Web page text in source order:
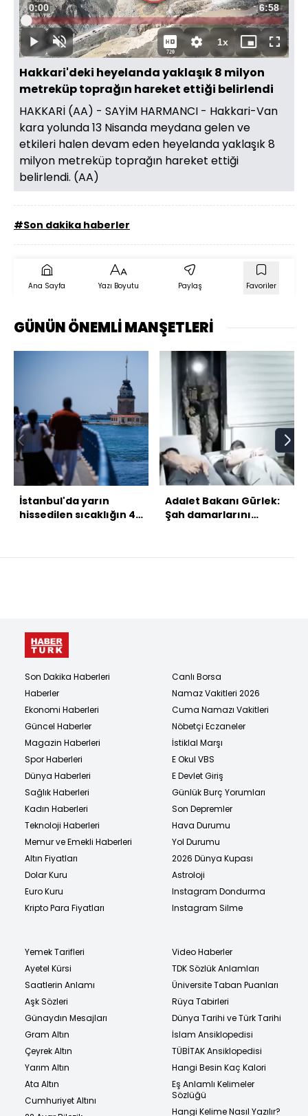
Oynat
OynatSesi
Aç
Süre
0:00 Toplam
Süre
6:58
720
Yüklendi:
3.17%
1xOynatma
Hızı
Mini
oynatıcı
Tam
Ekran
Hakkari'deki heyelanda yaklaşık 8 milyon
metreküp toprağın hareket ettiği belirlendi
HAKKARİ (AA) - SAYİM HARMANCI - Hakkari-Van
kara yolunda 13 Nisanda meydana gelen ve
etkileri halen devam eden heyelanda yaklaşık 8
milyon metreküp toprağın hareket ettiği
belirlendi. (AA)
#Son dakika haberler
Ana Sayfa Yazı Boyutu Paylaş Favoriler
GÜNÜN ÖNEMLİ MANŞETLERİ
İstanbul'da yarın
hissedilen sıcaklığın 40
Adalet Bakanı Gürlek:
Şah damarlarını
Son Dakika Haberleri
Haberler
Ekonomi Haberleri
Güncel Haberler
Magazin Haberleri
Spor Haberleri
Dünya Haberleri
Sağlık Haberleri
Kadın Haberleri
Teknoloji Haberleri
Memur ve Emekli Haberleri
Altın Fiyatları
Dolar Kuru
Euro Kuru
Kripto Para Fiyatları
Canlı Borsa
Namaz Vakitleri 2026
Cuma Namazı Vakitleri
Nöbetçi Eczaneler
İstiklal Marşı
E Okul VBS
E Devlet Giriş
Günlük Burç Yorumları
Son Depremler
Hava Durumu
Yol Durumu
2026 Dünya Kupası
Astroloji
Instagram Dondurma
Instagram Silme
Yemek Tarifleri
Ayetel Kürsi
Saatlerin Anlamı
Aşk Sözleri
Günaydın Mesajları
Gram Altın
Çeyrek Altın
Yarım Altın
Ata Altın
Cumhuriyet Altını
Video Haberler
TDK Sözlük Anlamları
Üniversite Taban Puanları
Rüya Tabirleri
Dünya Tarihi ve Türk Tarihi
İslam Ansiklopedisi
TÜBİTAK Ansiklopedisi
Hangi Besin Kaç Kalori
Eş Anlamlı Kelimeler
Sözlüğü
Hangi Kelime Nasıl Yazılır?